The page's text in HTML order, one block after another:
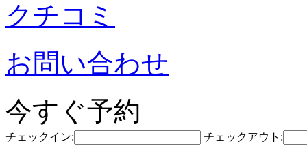
クチコミ
お問い合わせ
今すぐ予約
チェックイン: チェックアウト: